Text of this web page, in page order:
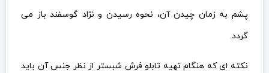
پشم به زمان چیدن آن، نحوه رسیدن و نژاد گوسفند باز می
گردد.
نکته ای که هنگام تهیه تابلو فرش شبستر از نظر جنس آن باید